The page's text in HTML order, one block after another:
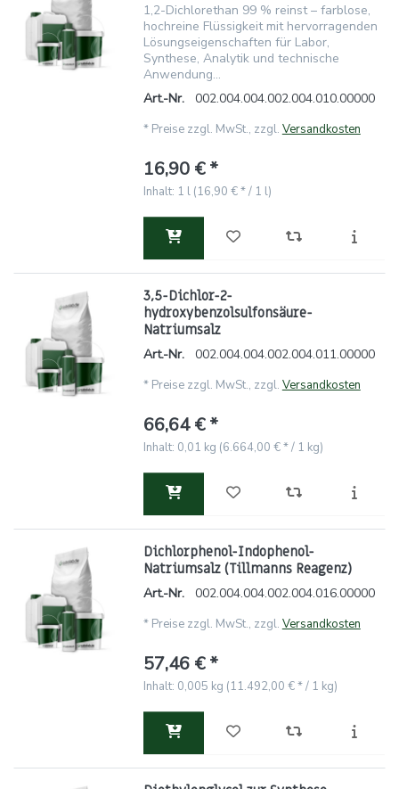
1,2-Dichlorethan 99 % reinst – farblose,
hochreine Flüssigkeit mit hervorragenden
Lösungseigenschaften für Labor,
Synthese, Analytik und technische
Anwendung...
Art.-Nr.
002.004.004.002.004.010.00000
* Preise zzgl. MwSt., zzgl. Versandkosten
16,90 € *
Inhalt: 1 l (16,90 € * / 1 l)
3,5-Dichlor-2-
hydroxybenzolsulfonsäure-
Natriumsalz
Art.-Nr. 002.004.004.002.004.011.00000
* Preise zzgl. MwSt., zzgl. Versandkosten
66,64 € *
Inhalt: 0,01 kg (6.664,00 € * / 1 kg)
Dichlorphenol-Indophenol-
Natriumsalz (Tillmanns Reagenz)
Art.-Nr. 002.004.004.002.004.016.00000
* Preise zzgl. MwSt., zzgl. Versandkosten
57,46 € *
Inhalt: 0,005 kg (11.492,00 € * / 1 kg)